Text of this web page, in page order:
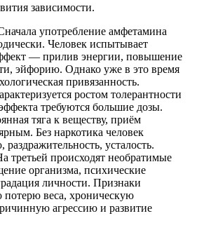
зависимости.
употребление амфетамина
Человек испытывает
— прилив энергии, повышение
эйфорию. Однако уже в это время
привязанность.
ростом толерантности
требуются большие дозы.
тяга к веществу, приём
Без наркотика человек
раздражительность, усталость.
третьей происходят необратимые
организма, психические
личности. Признаки
веса, хроническую
агрессию и развитие